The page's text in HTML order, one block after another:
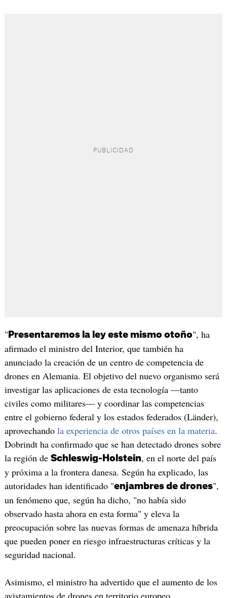
" Presentaremos la ley este mismo otoño", ha
afirmado el ministro del Interior, que también ha
anunciado la creación de un centro de competencia de
drones en Alemania. El objetivo del nuevo organismo será
investigar las aplicaciones de esta tecnología —tanto
civiles como militares— y coordinar las competencias
entre el gobierno federal y los estados federados (Länder),
aprovechando la experiencia de otros países en la materia.
Dobrindt ha confirmado que se han detectado drones sobre
la región de Schleswig-Holstein, en el norte del país
y próxima a la frontera danesa. Según ha explicado, las
autoridades han identificado "enjambres de drones",
un fenómeno que, según ha dicho, "no había sido
observado hasta ahora en esta forma" y eleva la
preocupación sobre las nuevas formas de amenaza híbrida
que pueden poner en riesgo infraestructuras críticas y la
seguridad nacional.
Asimismo, el ministro ha advertido que el aumento de los
avistamientos de drones en territorio europeo,